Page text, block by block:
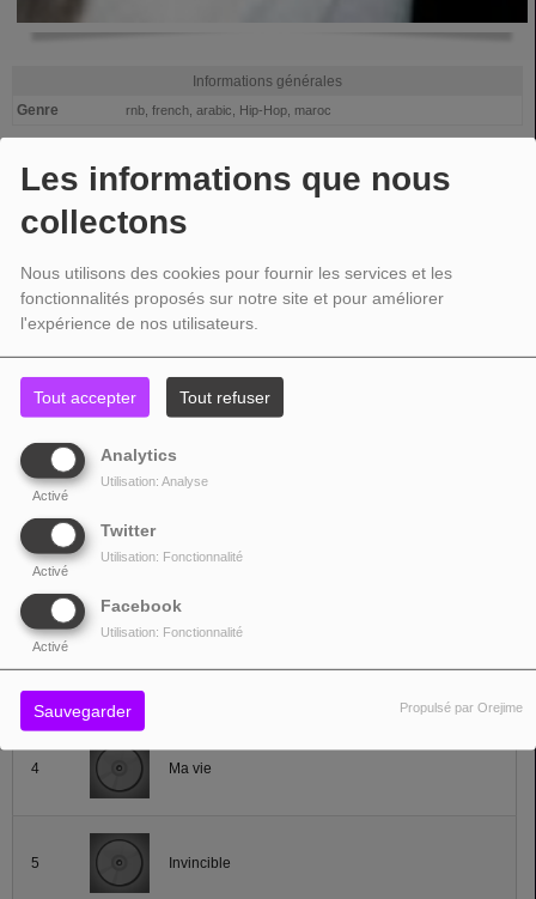
Les informations que nous
collectons
Nous utilisons des cookies pour fournir les services et les
fonctionnalités proposés sur notre site et pour améliorer
l'expérience de nos utilisateurs.
Tout accepter Tout refuser
Analytics
Activé
Utilisation: Analyse
Twitter
Activé
Utilisation: Fonctionnalité
Facebook
Activé
Utilisation: Fonctionnalité
Sauvegarder Propulsé par Orejime
Informations générales
Genre
rnb, french, arabic, Hip-Hop, maroc
Amine est un chanteur franco-marocain de rai et de r'n'b né a casablanca au
maroc.
Source
TOP TITRES
1 Señorita
2
3 Caroline
4 Ma vie
5 Invincible